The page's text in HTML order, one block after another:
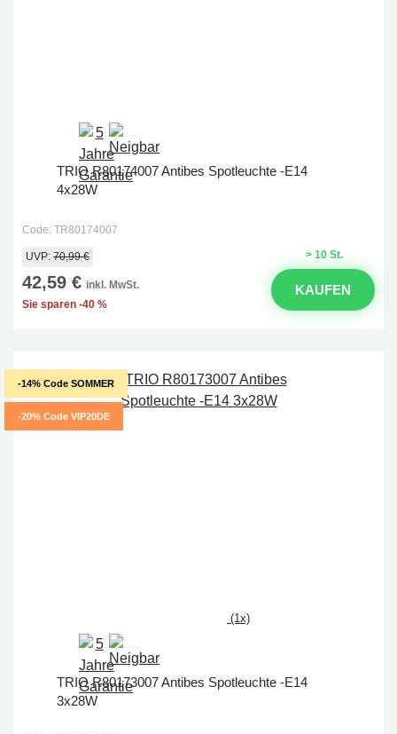
TRIO R80174007 Antibes Spotleuchte -E14
4x28W
Code: TR80174007
> 10 St.
UVP: 70,99 €
42,59 € inkl. MwSt.
Sie sparen -40 %
KAUFEN
-14% Code SOMMER
-20% Code VIP20DE
(1x)
TRIO R80173007 Antibes Spotleuchte -E14
3x28W